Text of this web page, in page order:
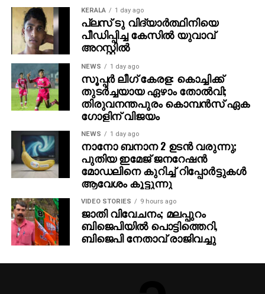
KERALA 1 day ago
പ്ലസ് ടു വിദ്യാര്‍ത്ഥിനിയെ
പീഡിപ്പിച്ച കേസില്‍ യുവാവ്
അറസ്റ്റില്‍
NEWS 1 day ago
സൂപ്പര്‍ ലീഗ് കേരള: കൊച്ചിക്ക്
തുടര്‍ച്ചയായ ഏഴാം തോല്‍വി;
തിരുവനന്തപുരം കൊമ്പന്‍സ് ഏക
ഗോളിന് വിജയം
NEWS 1 day ago
നാനോ ബനാന 2 ഉടന്‍ വരുന്നു;
പുതിയ ഇമേജ് ജനറേഷന്‍
മോഡലിനെ കുറിച്ച് റിപ്പോര്‍ട്ടുകള്‍
ആവേശം കൂട്ടുന്നു
VIDEO STORIES 9 hours ago
ജാതി വിവേചനം; മലപ്പുറം
ബിജെപിയില്‍ പൊട്ടിത്തെറി,
ബിജെപി നേതാവ് രാജിവച്ചു